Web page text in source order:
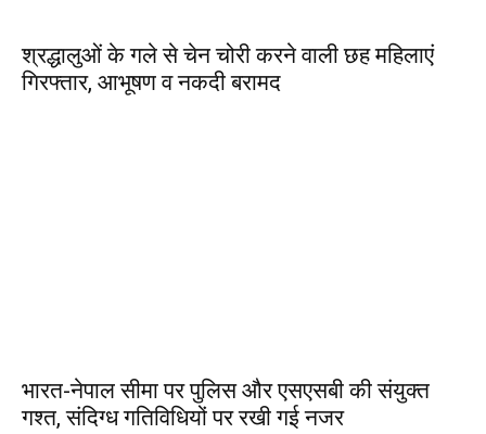
श्रद्धालुओं के गले से चेन चोरी करने वाली छह महिलाएं
गिरफ्तार, आभूषण व नकदी बरामद
भारत-नेपाल सीमा पर पुलिस और एसएसबी की संयुक्त
गश्त, संदिग्ध गतिविधियों पर रखी गई नजर